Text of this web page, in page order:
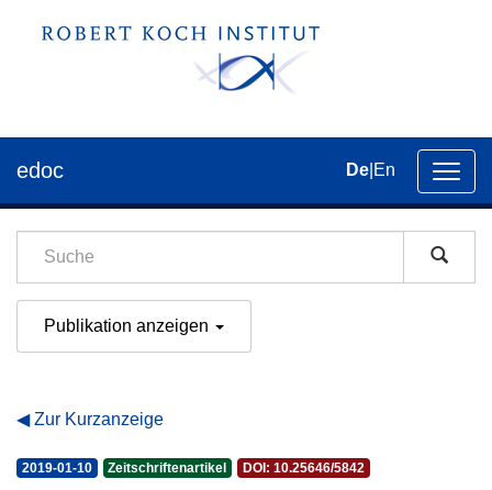
der
edoc De En
Publikation anzeigen
Zur Kurzanzeige
2019-01-10 Zeitschriftenartikel DOI: 10.25646/5842